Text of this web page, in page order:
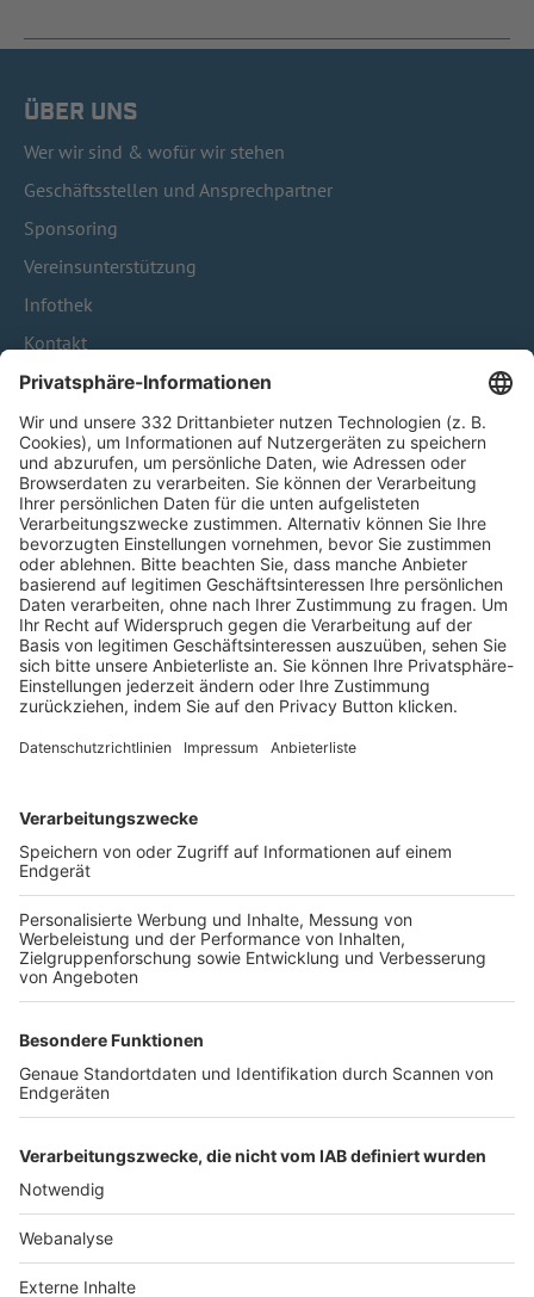
ÜBER UNS
Wer wir sind & wofür wir stehen
Geschäftsstellen und Ansprechpartner
Sponsoring
Vereinsunterstützung
Infothek
Kontakt
HÄUFIG BESUCHTE SEITEN
Pässe und Vereinswechsel
Trainerausbildung
Schulungsangebot Vereinsmitarbeiter
BFV-Geschäftsstellen
Trainerbörse
Login SpielPlus
FOLGE DEM BFV
TOP-VEREINE
TOP-PARTNER
Nutzungsbedingungen Datenschutz Impressum